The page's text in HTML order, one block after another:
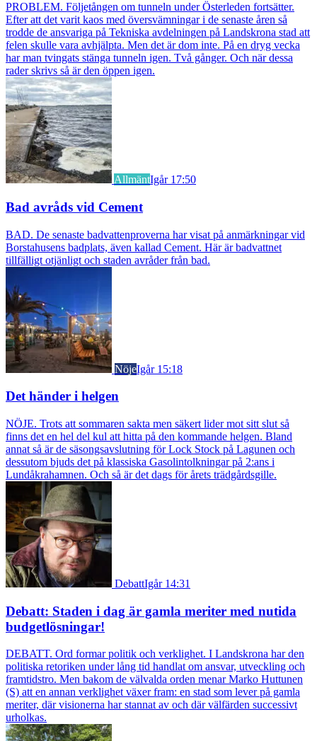
PROBLEM. Följetången om tunneln under Österleden fortsätter.
Efter att det varit kaos med översvämningar i de senaste åren så
trodde de ansvariga på Tekniska avdelningen på Landskrona stad att
felen skulle vara avhjälpta. Men det är dom inte. På en dryg vecka
har man tvingats stänga tunneln igen. Två gånger. Och när dessa
rader skrivs så är den öppen igen.
AllmäntIgår 17:50
Bad avråds vid Cement
BAD. De senaste badvattenproverna har visat på anmärkningar vid
Borstahusens badplats, även kallad Cement. Här är badvattnet
tillfälligt otjänligt och staden avråder från bad.
NöjeIgår 15:18
Det händer i helgen
NÖJE. Trots att sommaren sakta men säkert lider mot sitt slut så
finns det en hel del kul att hitta på den kommande helgen. Bland
annat så är de säsongsavslutning för Lock Stock på Lagunen och
dessutom bjuds det på klassiska Gasolintolkningar på 2:ans i
Lundåkrahamnen. Och så är det dags för årets trädgårdsgille.
DebattIgår 14:31
Debatt: Staden i dag är gamla meriter med nutida
budgetlösningar!
DEBATT. Ord formar politik och verklighet. I Landskrona har den
politiska retoriken under lång tid handlat om ansvar, utveckling och
framtidstro. Men bakom de välvalda orden menar Marko Huttunen
(S) att en annan verklighet växer fram: en stad som lever på gamla
meriter, där visionerna har stannat av och där välfärden successivt
urholkas.